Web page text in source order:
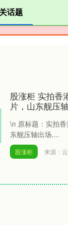
话题
股涨柜 实拍香
片，山东舰压
\n 原标题：实拍
东舰压轴出场....
股涨柜 来源：